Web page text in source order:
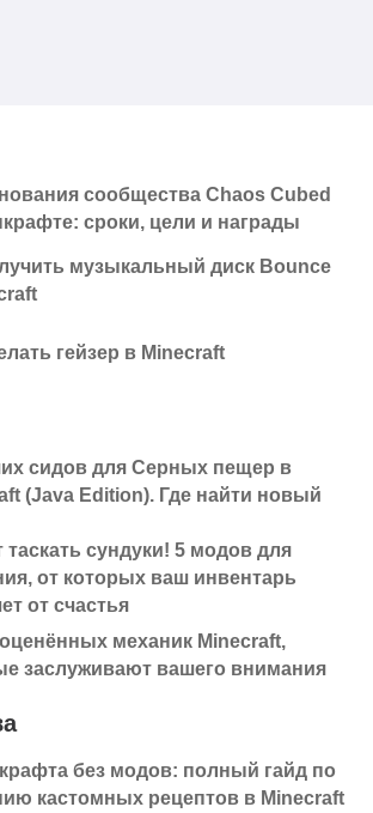
сообщества Chaos Cubed
сроки, цели и награды
музыкальный диск Bounce
гейзер в Minecraft
сидов для Серных пещер в
(Java Edition). Где найти новый
таскать сундуки! 5 модов для
от которых ваш инвентарь
от счастья
механик Minecraft,
заслуживают вашего внимания
без модов: полный гайд по
кастомных рецептов в Minecraft